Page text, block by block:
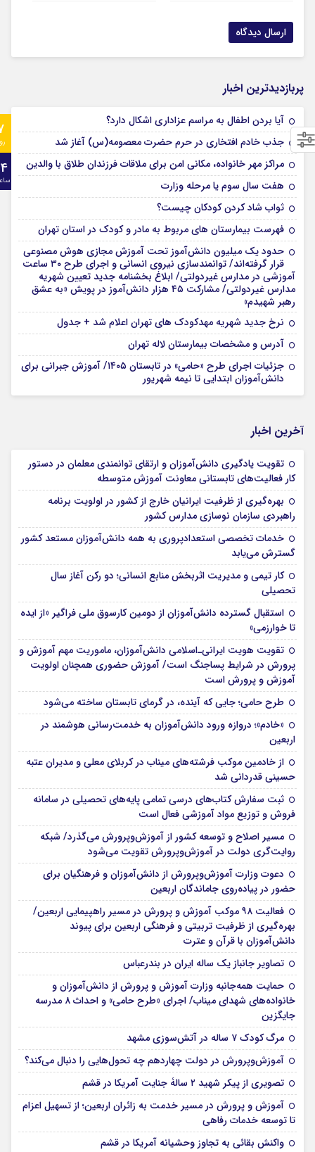
پربازدیدترین اخبار
آیا بردن اطفال به مراسم عزادارى اشکال دارد؟
جذب خادم افتخاری در حرم حضرت معصومه(س) آغاز شد
مراکز مهر خانواده، مکانی امن برای ملاقات فرزندان طلاق با والدین
هفت سال سوم یا مرحله وزارت
ثواب شاد کردن کودکان چیست؟
فهرست بیمارستان های مربوط به مادر و کودک در استان تهران
حدود یک میلیون دانش‌آموز تحت آموزش مجازی هوش مصنوعی
قرار گرفته‌اند/ توانمندسازی نیروی انسانی و اجرای طرح ۳۰ ساعت
آموزشی در مدارس غیردولتی/ ابلاغ بخشنامه جدید تعیین شهریه
مدارس غیردولتی/ مشارکت ۴۵ هزار دانش‌آموز در پویش «به عشق
رهبر شهیدم»
نرخ جدید شهریه مهدکودک های تهران اعلام شد + جدول
آدرس و مشخصات بیمارستان لاله تهران
جزئیات اجرای طرح «حامی» در تابستان ۱۴۰۵/ آموزش جبرانی برای
دانش‌آموزان ابتدایی تا نیمه شهریور
آخرین اخبار
تقویت یادگیری دانش‌آموزان و ارتقای توانمندی معلمان در دستور
کار فعالیت‌های تابستانی معاونت آموزش متوسطه
بهره‌گیری از ظرفیت ایرانیان خارج از کشور در اولویت برنامه
راهبردی سازمان نوسازی مدارس کشور
خدمات تخصصی استعدادپروری به همه دانش‌آموزان مستعد کشور
گسترش می‌یابد
کار تیمی و مدیریت اثربخش منابع انسانی؛ دو رکن آغاز سال
تحصیلی
استقبال گسترده دانش‌آموزان از دومین کارسوق ملی فراگیر «از ایده
تا خوارزمی»
تقویت هویت ایرانی‌ـ‌اسلامی دانش‌آموزان، ماموریت مهم آموزش و
پرورش در شرایط پساجنگ است/ آموزش حضوری همچنان اولویت
آموزش و پرورش است
طرح حامی؛ جایی که آینده، در گرمای تابستان ساخته می‌شود
«خادم»؛ دروازه ورود دانش‌آموزان به خدمت‌رسانی هوشمند در
اربعین
از خادمین موکب فرشته‌های میناب در کربلای معلی و مدیران عتبه
حسینی قدردانی شد
ثبت سفارش کتاب‌های درسی تمامی پایه‌های تحصیلی در سامانه
فروش و توزیع مواد آموزشی فعال است
مسیر اصلاح و توسعه کشور از آموزش‌وپرورش می‌گذرد/ شبکه
روایت‌‌گری دولت در آموزش‌وپرورش تقویت می‌شود
دعوت وزارت آموزش‌وپرورش از دانش‌آموزان و فرهنگیان برای
حضور در پیاده‌روی جاماندگان اربعین
فعالیت ۹۸ موکب آموزش و پرورش در مسیر راهپیمایی اربعین/
بهره‌گیری از ظرفیت تربیتی و فرهنگی اربعین برای پیوند
دانش‌آموزان با قرآن و عترت
تصاویر جانباز یک ساله ایران در بندرعباس
حمایت همه‌جانبه وزارت آموزش و پرورش از دانش‌آموزان و
خانواده‌های شهدای میناب/ اجرای «طرح حامی» و احداث ۸ مدرسه
جایگزین
مرگ کودک ۷ ساله در آتش‌سوزی مشهد
آموزش‌وپرورش در دولت چهاردهم چه تحول‌هایی را دنبال می‌کند؟
تصویری از پیکر شهید ۲ سالۀ جنایت آمریکا در قشم
آموزش و پرورش در مسیر خدمت به زائران اربعین؛ از تسهیل اعزام
تا توسعه خدمات رفاهی
واکنش بقائی به تجاوز وحشیانه آمریکا در قشم